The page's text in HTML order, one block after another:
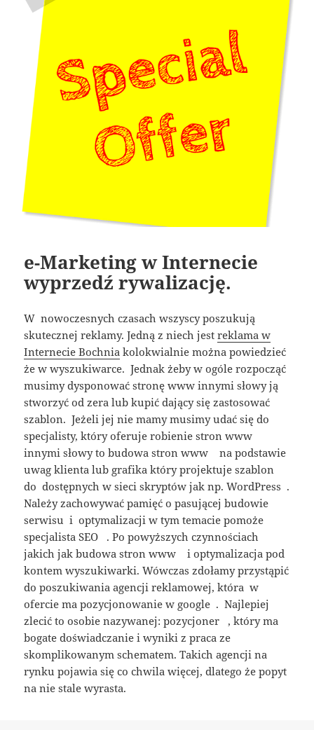
e-Marketing w Internecie
wyprzedź rywalizację.
W nowoczesnych czasach wszyscy poszukują
skutecznej reklamy. Jedną z niech jestreklama w
Internecie Bochnia kolokwialnie można powiedzieć
że w wyszukiwarce. Jednak żeby w ogóle rozpocząć
musimy dysponować stronę www innymi słowy ją
stworzyć od zera lub kupić dający się zastosować
szablon. Jeżeli jej nie mamy musimy udać się do
specjalisty, który oferuje robienie stron www
innymi słowy to budowa stron www na podstawie
uwag klienta lub grafika który projektuje szablon
do dostępnych w sieci skryptów jak np. WordPress .
Należy zachowywać pamięć o pasującej budowie
serwisu i optymalizacji w tym temacie pomoże
specjalista SEO . Po powyższych czynnościach
jakich jak budowa stron www i optymalizacja pod
kontem wyszukiwarki. Wówczas zdołamy przystąpić
do poszukiwania agencji reklamowej, która w
ofercie ma pozycjonowanie w google . Najlepiej
zlecić to osobie nazywanej: pozycjoner , który ma
bogate doświadczanie i wyniki z praca ze
skomplikowanym schematem. Takich agencji na
rynku pojawia się co chwila więcej, dlatego że popyt
na nie stale wyrasta.